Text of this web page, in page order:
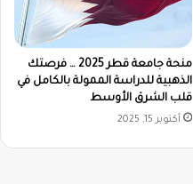
منحة جامعة قطر 2025 … فرصتك
الذهبية للدراسة الممولة بالكامل في
قلب الشرق الأوسط
أكتوبر 15, 2025